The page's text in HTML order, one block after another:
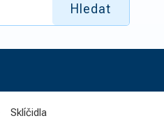
Hledat
Sklíčidla